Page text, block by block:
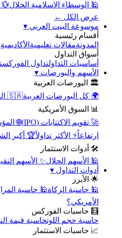
🕌 الوسطاء الإسلامية الحلال
عرض الكل ←
موسوعة البيت العربي ▾
أقسام رئيسية
المدونةمقالات تعليمية الأكاديمية
أسواق التداول
أساسيات التداولتداول الفوركس
الأسهم والبورصات ▾
🏛️ البورصات العربية
🌍 كل البورصات العربية🇸🇦 السوق السعودية
📊 السوق الأمريكية
🚀 تقويم الاكتتابات (IPO)
🌐
ارتفاعاً⚡ الأكثر تداولاً🏆 أكبر
🛠️ أدوات الاستثمار
🕌 الأسهم الحلال✨ الأسهم
أدوات التداول ▾
🌟 الأبرز
🕌 حاسبة الزكاة🕌 حاسبة
الأمريكي؟
🧮 حاسبات الفوركس
حاسبة حجم اللوتحاسبة قيمة
📈 حاسبات الاستثمار